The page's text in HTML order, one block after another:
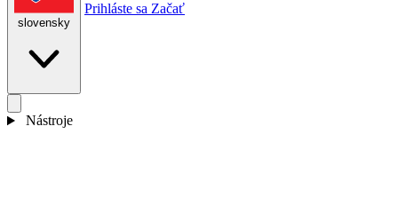
slovensky
Prihláste sa Začať
Nástroje